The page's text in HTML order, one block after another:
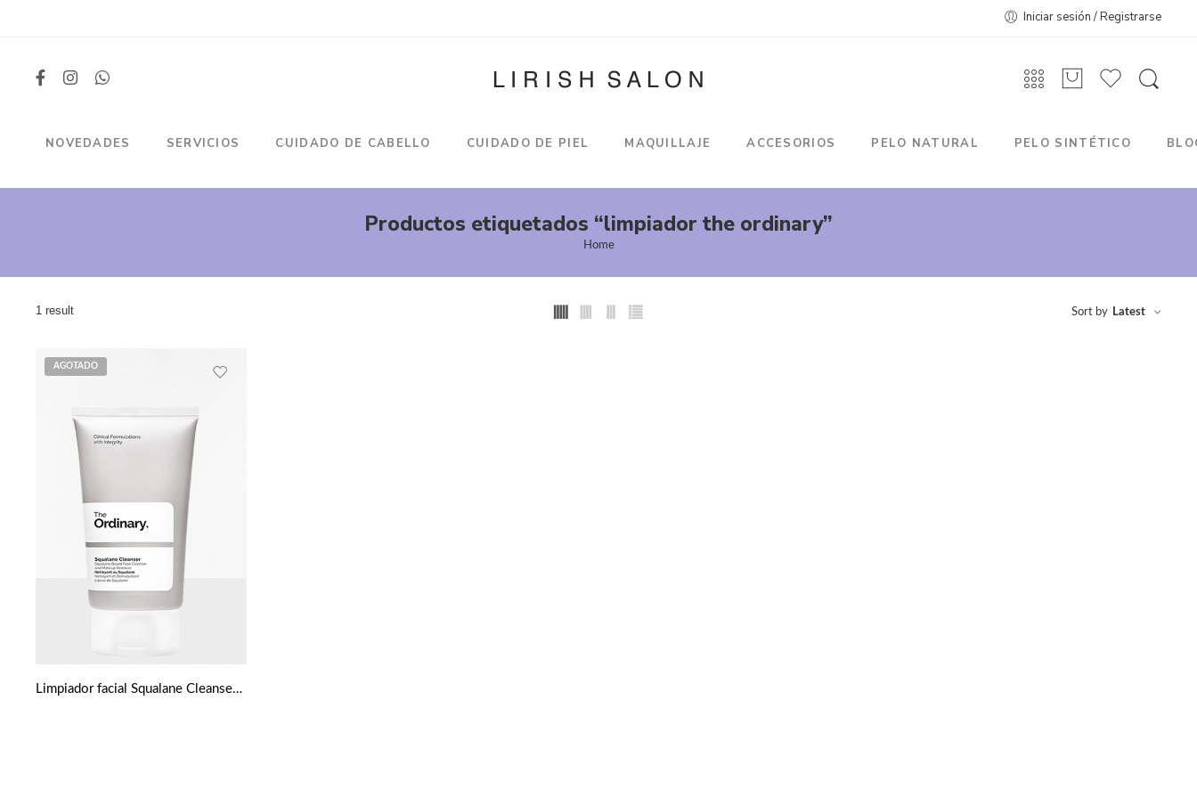
Iniciar sesión / Registrarse
NOVEDADES SERVICIOS CUIDADO DE CABELLO CUIDADO DE PIEL MAQUILLAJE ACCESORIOS PELO NATURAL PELO SINTÉTICO
Productos etiquetados “limpiador the ordinary”
Home
1 result Sort by Latest
AGOTADO
Limpiador facial Squalane Cleanser 50ml de The Ordinary